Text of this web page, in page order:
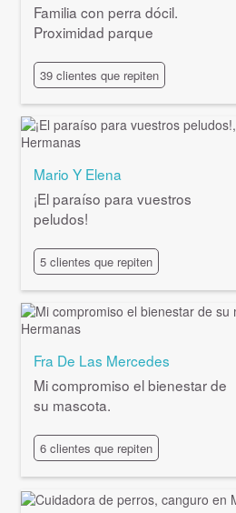
Familia con perra dócil.
Proximidad parque
39 clientes que repiten
Mario Y Elena
¡El paraíso para vuestros
peludos!
5 clientes que repiten
Fra De Las Mercedes
Mi compromiso el bienestar de
su mascota.
6 clientes que repiten